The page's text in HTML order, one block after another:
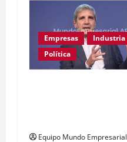
Empresas
Industria
Política
Equipo Mundo Empresarial